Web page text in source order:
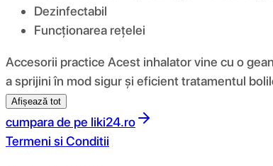
Dezinfectabil
Funcționarea rețelei
Accesorii practice Acest inhalator vine cu o
a sprijini în mod sigur și eficient tratamentul
Afișează tot
cumpara de pe liki24.ro
Termeni si Conditii